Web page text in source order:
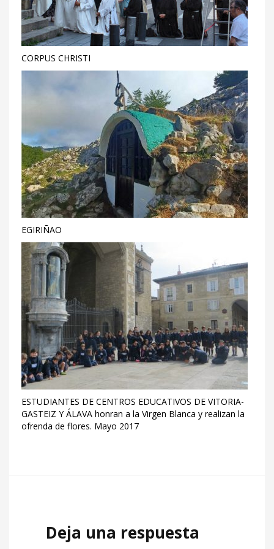
CORPUS CHRISTI
EGIRIÑAO
ESTUDIANTES DE CENTROS EDUCATIVOS DE VITORIA-
GASTEIZ Y ÁLAVA honran a la Virgen Blanca y realizan la
ofrenda de flores. Mayo 2017
Deja una respuesta